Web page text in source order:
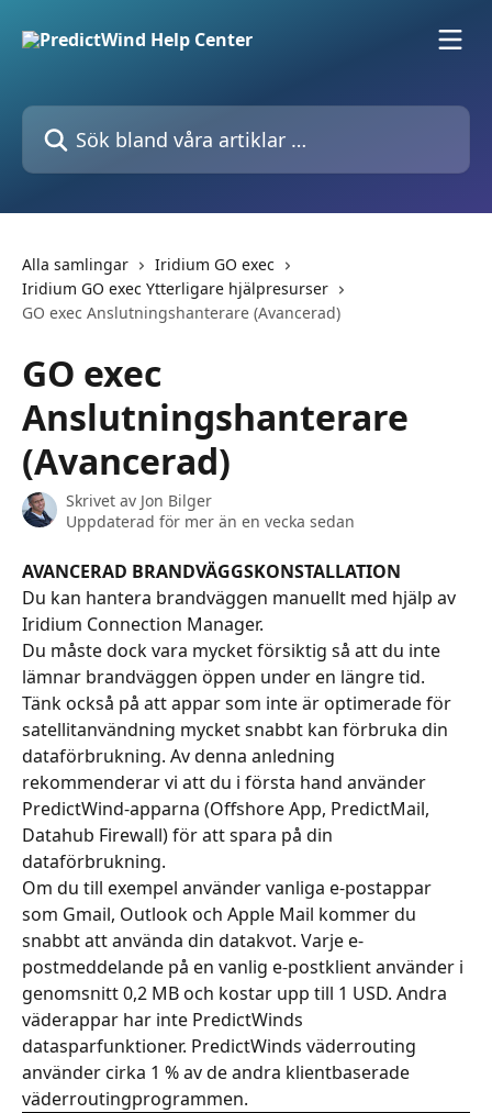
Sök bland våra artiklar …
Alla samlingar
Iridium GO exec
Iridium GO exec Ytterligare hjälpresurser
GO exec Anslutningshanterare (Avancerad)
GO exec
Anslutningshanterare
(Avancerad)
Skrivet av Jon Bilger
Uppdaterad för mer än en vecka sedan
AVANCERAD BRANDVÄGGSKONSTALLATION
Du kan hantera brandväggen manuellt med hjälp av
Iridium Connection Manager.
Du måste dock vara mycket försiktig så att du inte
lämnar brandväggen öppen under en längre tid.
Tänk också på att appar som inte är optimerade för
satellitanvändning mycket snabbt kan förbruka din
dataförbrukning. Av denna anledning
rekommenderar vi att du i första hand använder
PredictWind-apparna (Offshore App, PredictMail,
Datahub Firewall) för att spara på din
dataförbrukning.
Om du till exempel använder vanliga e-postappar
som Gmail, Outlook och Apple Mail kommer du
snabbt att använda din datakvot. Varje e-
postmeddelande på en vanlig e-postklient använder i
genomsnitt 0,2 MB och kostar upp till 1 USD. Andra
väderappar har inte PredictWinds
datasparfunktioner. PredictWinds väderrouting
använder cirka 1 % av de andra klientbaserade
väderroutingprogrammen.